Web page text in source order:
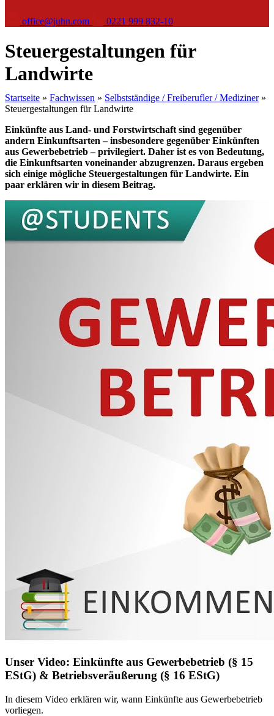
office@juhn.com 0221 999 832-10
Steuergestaltungen für
Landwirte
Startseite » Fachwissen » Selbstständige / Freiberufler / Mediziner»
Steuergestaltungen für Landwirte
Einkünfte aus Land- und Forstwirtschaft sind gegenüber
andern Einkunftsarten – insbesondere gegenüber Einkünften
aus Gewerbebetrieb – privilegiert. Daher ist es von Bedeutung,
die Einkunftsarten voneinander abzugrenzen. Daraus ergeben
sich einige mögliche Steuergestaltungen für Landwirte. Ein
paar erklären wir in diesem Beitrag.
Unser Video: Einkünfte aus Gewerbebetrieb (§ 15
EStG) & Betriebsveräußerung (§ 16 EStG)
In diesem Video erklären wir, wann Einkünfte aus Gewerbebetrieb
vorliegen.